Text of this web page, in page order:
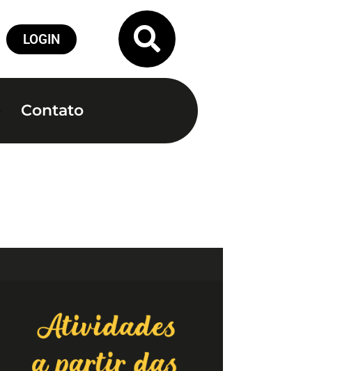
LOGIN
Contato